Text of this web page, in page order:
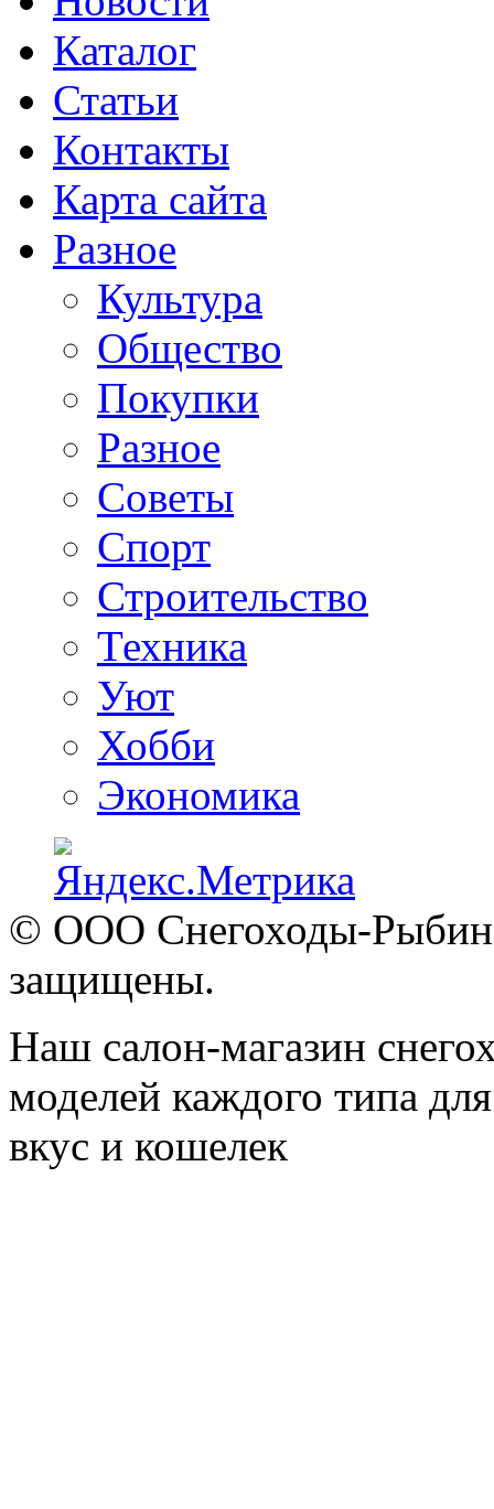
Каталог
Статьи
Контакты
Карта сайта
Разное
Культура
Общество
Покупки
Разное
Советы
Спорт
Строительство
Техника
Уют
Хобби
Экономика
© ООО Снегоходы-
защищены.
Наш салон-магазин
моделей каждого типа
вкус и кошелек